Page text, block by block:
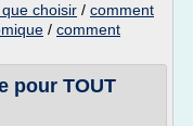
choisir / comment
/ comment
pour TOUT